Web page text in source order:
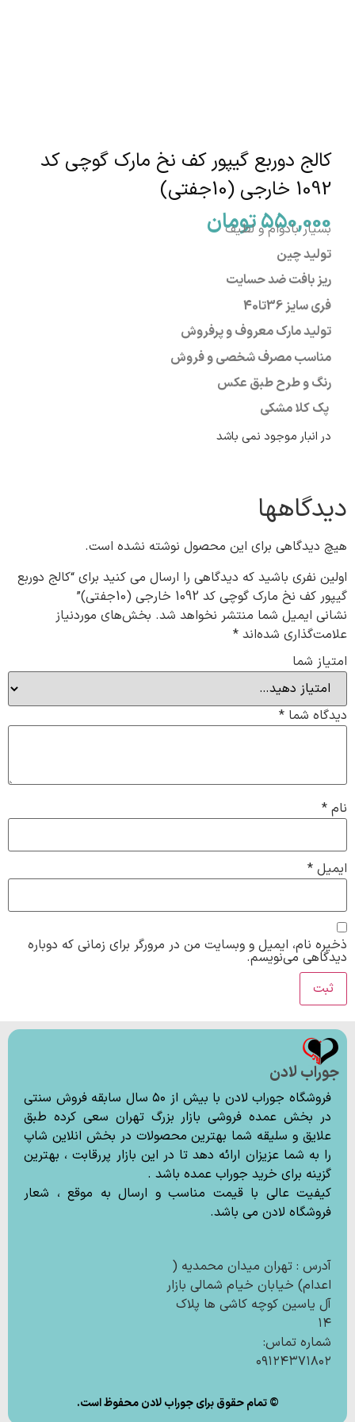
کالج دوربع گیپور کف نخ مارک گوچی کد
1092 خارجی (10جفتی)
550,000تومان
بسیار بادوام و لطیف
تولید چین
ریز بافت ضد حسایت
فری سایز36تا40
تولید مارک معروف و پرفروش
مناسب مصرف شخصی و فروش
رنگ و طرح طبق عکس
پک کلا مشکی
در انبار موجود نمی باشد
دیدگاهها
هیچ دیدگاهی برای این محصول نوشته نشده است.
اولین نفری باشید که دیدگاهی را ارسال می کنید برای “کالج دوربع
گیپور کف نخ مارک گوچی کد 1092 خارجی (10جفتی)”
نشانی ایمیل شما منتشر نخواهد شد. بخش‌های موردنیاز
علامت‌گذاری شده‌اند *
امتیاز شما
دیدگاه شما *
نام *
ایمیل *
ذخیره نام، ایمیل و وبسایت من در مرورگر برای زمانی که دوباره
دیدگاهی می‌نویسم.
جوراب لادن
فروشگاه جوراب لادن با بیش از ۵۰ سال سابقه فروش سنتی
در بخش عمده فروشی بازار بزرگ تهران سعی کرده طبق
علایق و سلیقه شما بهترین محصولات در بخش انلاین شاپ
را به شما عزیزان ارائه دهد تا در این بازار پررقابت ، بهترین
گزینه برای خرید جوراب عمده باشد .
کیفیت عالی با قیمت مناسب و ارسال به موقع ، شعار
فروشگاه لادن می باشد.
آدرس : تهران میدان محمدیه (
اعدام) خیابان خیام شمالی بازار
آل یاسین کوچه کاشی ها پلاک
۱۴
شماره تماس:
۰۹۱۲۴۳۷۱۸۰۲
© تمام حقوق برای جوراب لادن محفوظ است.